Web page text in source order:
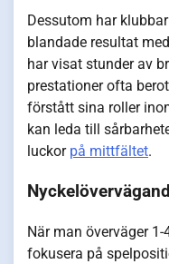
Dessutom har
blandade resultat
har visat stunder av
prestationer ofta
förstått sina roller
kan leda till
luckor på mittfältet.
När man överväger
fokusera på